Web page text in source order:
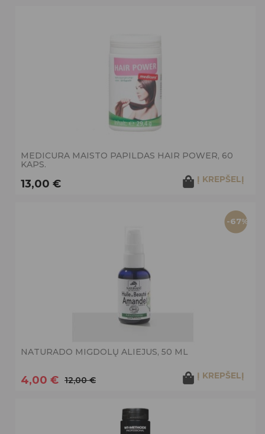
MEDICURA MAISTO PAPILDAS HAIR POWER, 60
KAPS.
13,00 € Į KREPŠELĮ
-67%
NATURADO MIGDOLŲ ALIEJUS, 50 ML
4,00 € 12,00 € Į KREPŠELĮ